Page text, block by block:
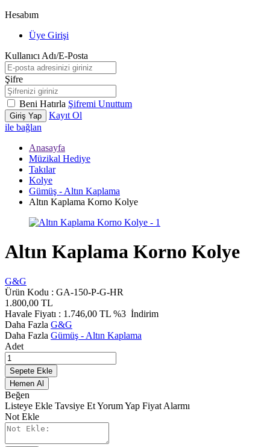
Hesabım
Üye Girişi
Kullanıcı Adı/E-Posta
Şifre
Beni Hatırla Şifremi Unuttum
Giriş Yap
Kayıt Ol
ile bağlan
Anasayfa
Müzikal Hediye
Takılar
Kolye
Gümüş - Altın Kaplama
Altın Kaplama Korno Kolye
Altın Kaplama Korno Kolye
G&G
Ürün Kodu : GA-150-P-G-HR
1.800,00 TL
Havale Fiyatı : 1.746,00 TL %3 İndirim
Daha Fazla G&G
Daha Fazla Gümüş - Altın Kaplama
Adet
Sepete Ekle
Hemen Al
Beğen
Listeye Ekle Tavsiye EtYorum Yap Fiyat Alarmı
Not Ekle